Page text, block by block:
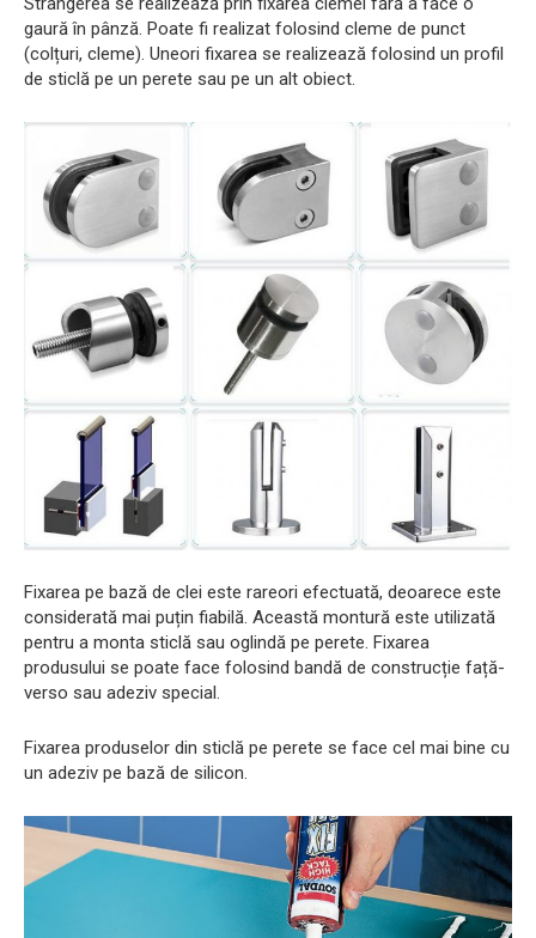
gaură în pânză. Poate fi realizat folosind cleme de punct
(colțuri, cleme). Uneori fixarea se realizează folosind un profil
de sticlă pe un perete sau pe un alt obiect.
Fixarea pe bază de clei este rareori efectuată, deoarece este
considerată mai puțin fiabilă. Această montură este utilizată
pentru a monta sticlă sau oglindă pe perete. Fixarea
produsului se poate face folosind bandă de construcție față-
verso sau adeziv special.
Fixarea produselor din sticlă pe perete se face cel mai bine cu
un adeziv pe bază de silicon.